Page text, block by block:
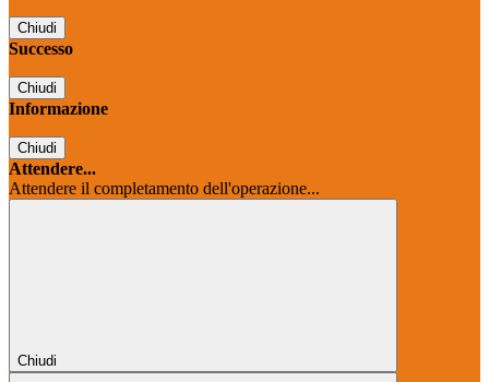
Chiudi
Successo
Chiudi
Informazione
Chiudi
Attendere...
Attendere il completamento dell'operazione...
Chiudi